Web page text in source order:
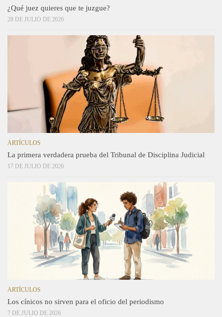
¿Qué juez quieres que te juzgue?
28 DE JULIO DE 2026
ARTÍCULOS
La primera verdadera prueba del Tribunal de Disciplina Judicial
17 DE JULIO DE 2026
ARTÍCULOS
Los cínicos no sirven para el oficio del periodismo
7 DE JULIO DE 2026